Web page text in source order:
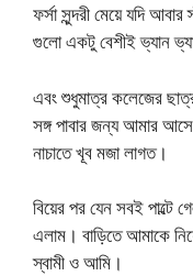
ফর্সা সুন্দরী মেয়ে যদি
গুলো একটু বেশীই ভ্যান
এবং শুধুমাত্র কলেজের
সঙ্গ পাবার জন্য আমার
নাচাতে খূব মজা লাগত।
বিয়ের পর যেন সবই পাল্টে
এলাম। বাড়িতে আমাকে
স্বামী ও আমি।